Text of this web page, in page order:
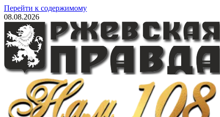
Перейти к содержимому
08.08.2026